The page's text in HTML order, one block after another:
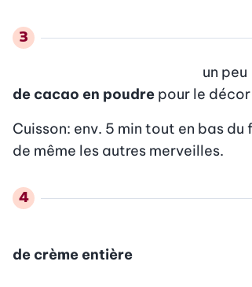
de cacao en poudre pour le décor
un peu
Cuisson: env. 5 min tout en bas
de même les autres merveilles.
de crème entière